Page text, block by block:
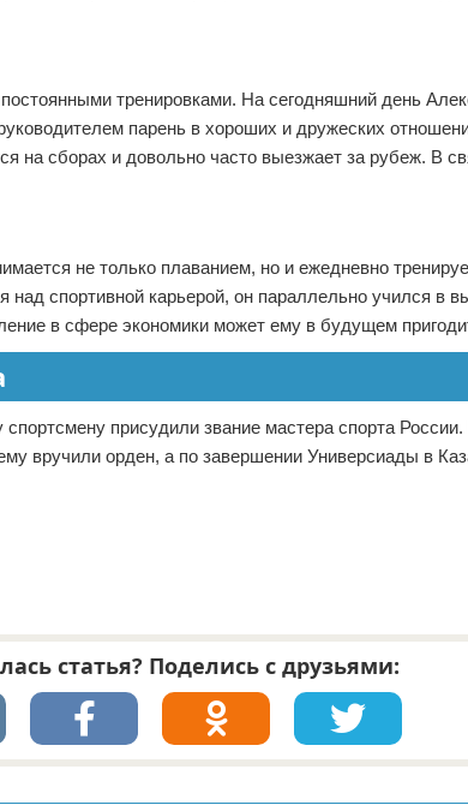
тренировками. На сегодняшний день
парень в хороших и дружеских
на сборах и довольно часто выезжает за рубеж. В
не только плаванием, но и ежедневно
над спортивной карьерой, он параллельно учился в
в сфере экономики может ему в будущем
присудили звание мастера спорта
вручили орден, а по завершении Универсиады в
статья? Поделись с друзьями: